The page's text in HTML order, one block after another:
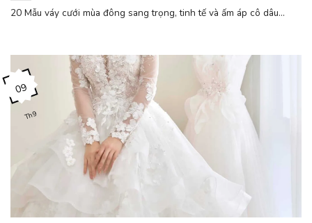
20 Mẫu váy cưới mùa đông sang trọng, tinh tế và ấm áp cô dâu...
09
Th9